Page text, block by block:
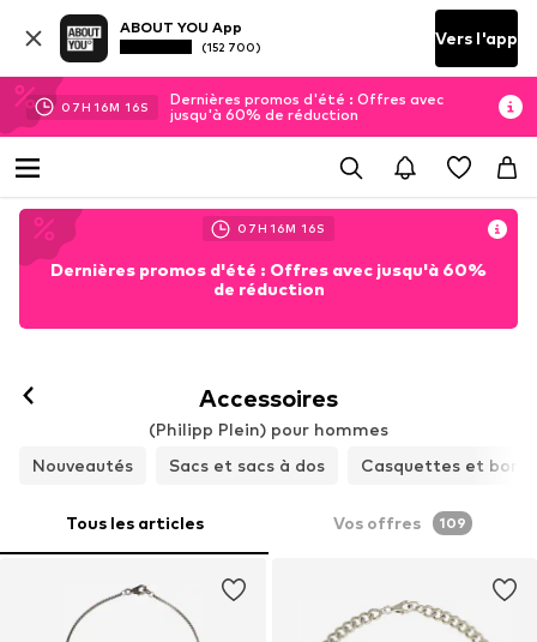
ABOUT YOU App
(152 700) Vers l'app
07H 16M 15S
Dernières promos d'été : Offres avec
jusqu'à 60% de réduction
07H 16M 15S
Dernières promos d'été : Offres avec jusqu'à 60%
de réduction
Accessoires
(Philipp Plein) pour hommes
Nouveautés
Sacs et sacs à dos Casquettes et
Tous les articles Vos offres 109